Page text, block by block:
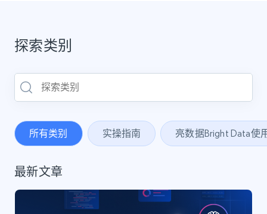
探索类别
所有类别 实操指南 亮数据Bright Data使
最新文章